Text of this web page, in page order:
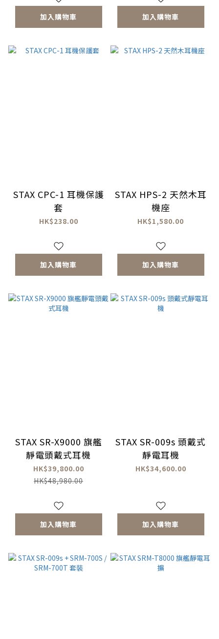
加入購物車 加入購物車
STAX CPC-1 耳機保護
套
HK$238.00
加入購物車
STAX HPS-2 天然木耳
機座
HK$1,580.00
加入購物車
STAX SR-X9000 旗艦
靜電頭戴式耳機
HK$39,800.00
HK$48,980.00
加入購物車
STAX SR-009s 頭戴式
靜電耳機
HK$34,600.00
加入購物車